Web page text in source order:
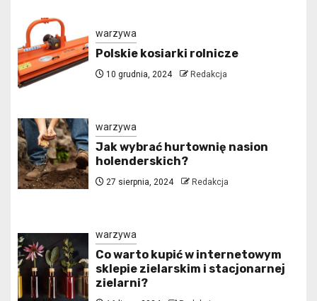
warzywa
Polskie kosiarki rolnicze
10 grudnia, 2024 Redakcja
warzywa
Jak wybrać hurtownię nasion
holenderskich?
27 sierpnia, 2024 Redakcja
warzywa
Co warto kupić w internetowym
sklepie zielarskim i stacjonarnej
zielarni?